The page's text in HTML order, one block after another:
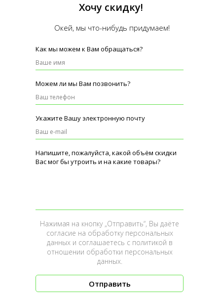
Самовывоз или доставка по
Москве и Московской области в течение 3-х дней.
компаниями.
Как мы можем к Вам обращаться?
Можем ли мы Вам позвонить?
Укажите Вашу электронную почту
Напишите, пожалуйста, какой объём скидки
Вас мог бы утроить и на какие товары?
Нажимая на кнопку „Отправить“, Вы даёте
согласие на обработку персональных
данных и соглашаетесь c политикой в
отношении обработки персональных
данных.
Отправить
Хочу скидку!
Окей, мы что-нибудь придумаем!